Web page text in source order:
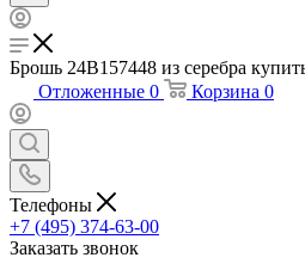
Брошь 24В157448 из серебра
Отложенные 0 Корзина 0
Телефоны
+7 (495) 374-63-00
Заказать звонок